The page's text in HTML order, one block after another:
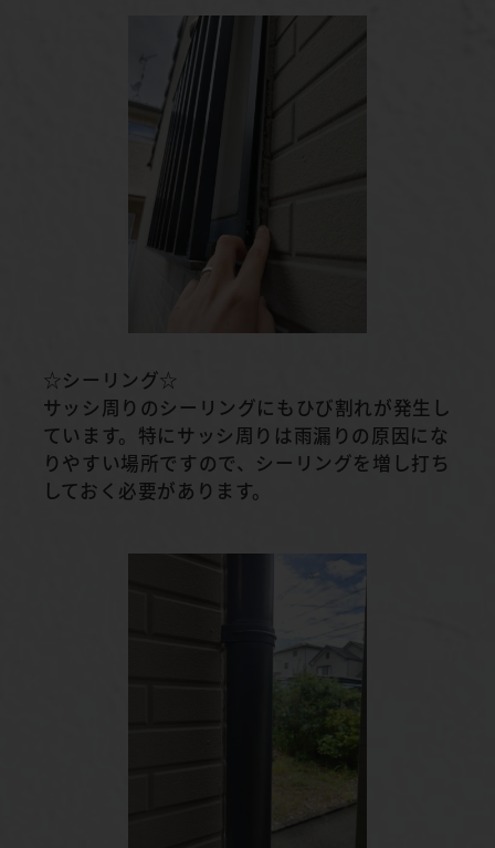
☆シーリング☆
サッシ周りのシーリングにもひび割れが発生し
ています。特にサッシ周りは雨漏りの原因にな
りやすい場所ですので、シーリングを増し打ち
しておく必要があります。